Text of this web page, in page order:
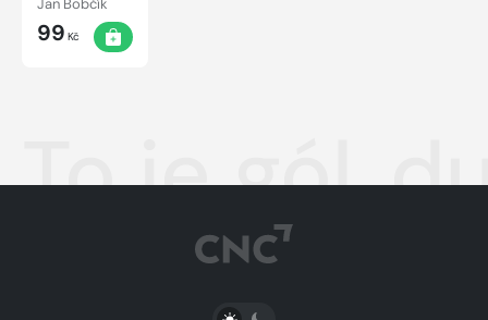
pohledu
Jan Bobčík
99 Kč
To je
PŘEPNOUT SVĚTLÝ/TMAVÝ REŽIM